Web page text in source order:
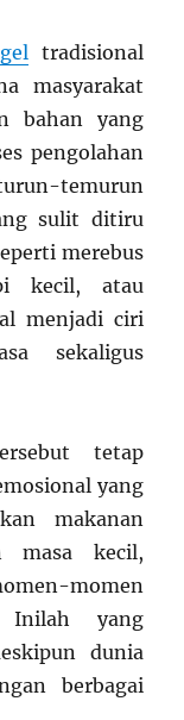
tradisional
masyarakat
bahan yang
pengolahan
temurun
sulit ditiru
merebus
kecil, atau
menjadi ciri
sekaligus
tetap
yang
makanan
masa kecil,
momen
Inilah yang
dunia
berbagai